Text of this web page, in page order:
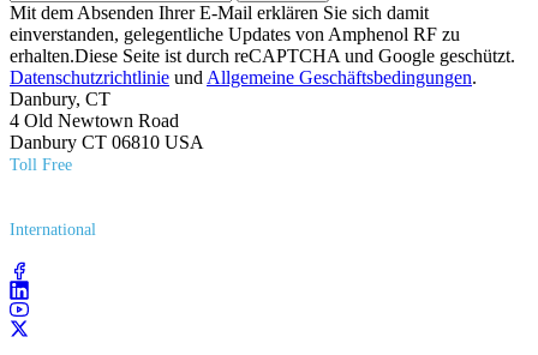
Mit dem Absenden Ihrer E-Mail erklären Sie sich damit
einverstanden, gelegentliche Updates von Amphenol RF zu
erhalten.Diese Seite ist durch reCAPTCHA und Google geschützt.
Datenschutzrichtlinie und Allgemeine Geschäftsbedingungen.
Danbury, CT
4 Old Newtown Road
Danbury CT 06810 USA
Toll Free
International